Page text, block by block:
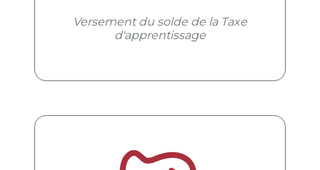
Versement du solde de la Taxe
d'apprentissage